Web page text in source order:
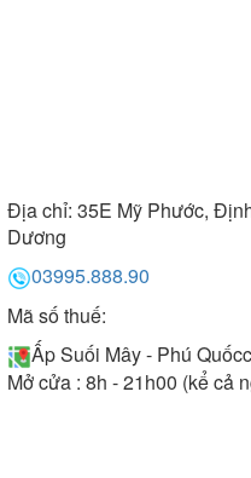
Địa chỉ: 35E Mỹ Phước,
Dương
03995.888.90
Mã số thuế:
Ấp Suối Mây - Phú Quốc
Mở cửa : 8h - 21h00 (kể cả